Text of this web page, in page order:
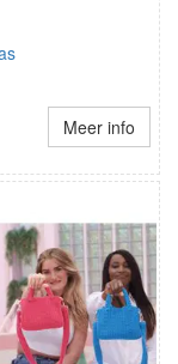
Meer info